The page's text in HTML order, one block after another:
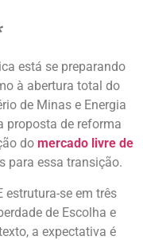
está se preparando
à abertura total do
de Minas e Energia
proposta de reforma
do mercado livre de
para essa transição.
estrutura-se em três
de Escolha e
a expectativa é